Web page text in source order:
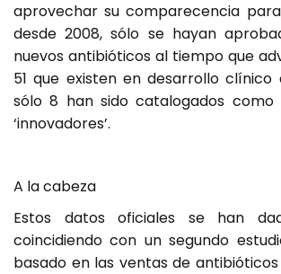
aprovechar su comparecencia
desde 2008, sólo se hayan
nuevos antibióticos al tiempo que
51 que existen en desarrollo clínico
sólo 8 han sido catalogados como
‘innovadores’.
A la cabeza
Estos datos oficiales se han
coincidiendo con un segundo
basado en las ventas de